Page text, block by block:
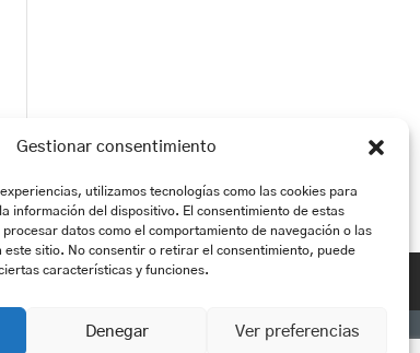
Gestionar consentimiento
utilizamos tecnologías como las cookies para
información del dispositivo. El consentimiento de estas
datos como el comportamiento de navegación o las
este sitio. No consentir o retirar el consentimiento, puede
características y funciones.
Denegar Ver preferencias